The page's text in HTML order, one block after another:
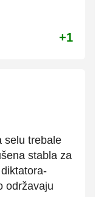
+1
selu trebale
stabla za
održavaju